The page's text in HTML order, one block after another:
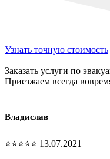
Узнать точную стоимость
Заказать услуги по
Приезжаем всегда
Владислав
⭐⭐⭐⭐⭐ 13.07.2021